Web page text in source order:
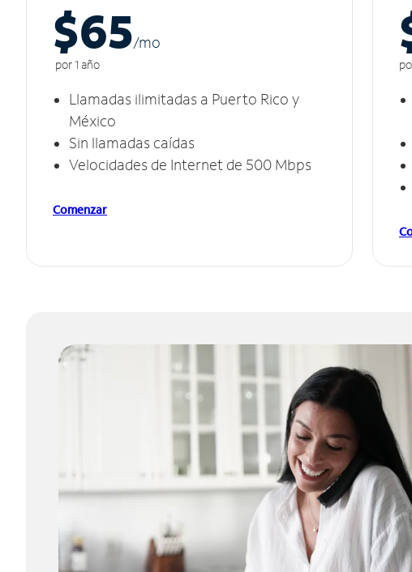
$65/mo
por 1 año
Llamadas ilimitadas a Puerto Rico y
México
Sin llamadas caídas
Velocidades de Internet de 500 Mbps
Comenzar